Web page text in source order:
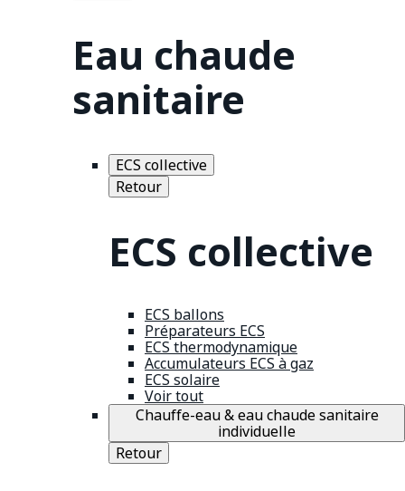
Eau chaude
sanitaire
ECS collective
Retour
ECS collective
ECS ballons
Préparateurs ECS
ECS thermodynamique
Accumulateurs ECS à gaz
ECS solaire
Voir tout
Chauffe-eau & eau chaude sanitaire
individuelle
Retour